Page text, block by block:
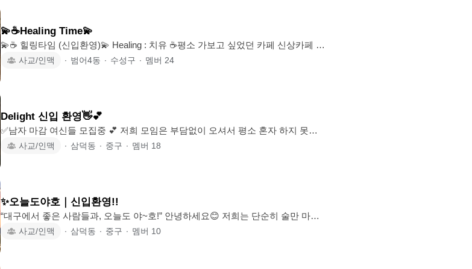
까해요 잘 부탁드리겠습니다 🤍 Daegu Wine People 슬로건 🙋‍♂️ DWP(디와프)는 와
인과 예술을 사랑하는
💫☕️Healing Time💫
💫☕️ 힐링타임 (신입환영)💫 Healing : 치유 ☕️평소 가보고 싶었던 카페 신상카페 •
대형카페 • 감성카페 - 맛집투어 • 카페투어 - 가벼운산책 & 카페 - 영화 • 공연 & 카
사교/인맥 ∙ 범어4동 ∙ 수성구 ∙ 멤버 24
Delight 신입 환영👋💕
✅남자 마감 여신들 모집중 💕 저희 모임은 부담없이 오셔서 평소 혼자 하지 못했
던 경험들을 공유하고 함께 즐기는 모임을 목표로 하고있습니다. 동네 친구 / 첫모
사교/인맥 ∙ 삼덕동 ∙ 중구 ∙ 멤버 18
✨오늘도야호｜신입환영!!
“대구에서 좋은 사람들과, 오늘도 야~호!” 안녕하세요😊 저희는 단순히 술만 마시
는 모임이 아니라 좋은 사람들과 다양한 경험과 추억을 만들어가는 대구·경북 친목
사교/인맥 ∙ 삼덕동 ∙ 중구 ∙ 멤버 10